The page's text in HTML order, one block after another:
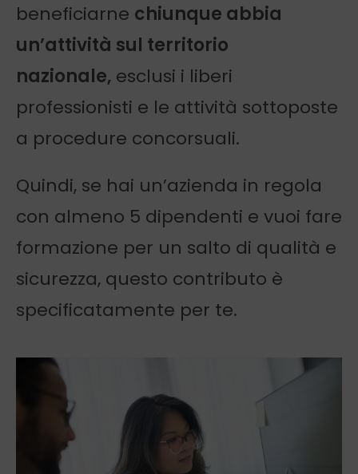
beneficiarne chiunque abbia
un’attività sul territorio
nazionale, esclusi i liberi
professionisti e le attività sottoposte
a procedure concorsuali.
Quindi, se hai un’azienda in regola
con almeno 5 dipendenti e vuoi fare
formazione per un salto di qualità e
sicurezza, questo contributo è
specificatamente per te.